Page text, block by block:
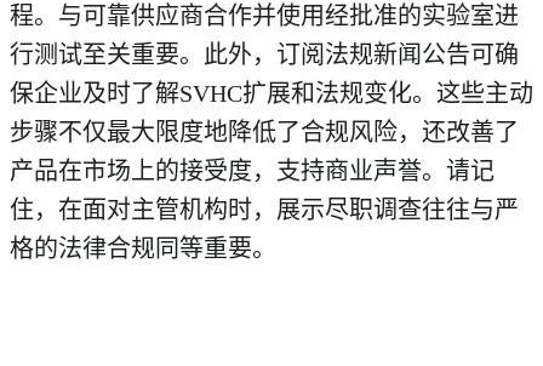
程。与可靠供应商合作并使用经批准的实验室进
行测试至关重要。此外，订阅法规新闻公告可确
保企业及时了解SVHC扩展和法规变化。这些主动
步骤不仅最大限度地降低了合规风险，还改善了
产品在市场上的接受度，支持商业声誉。请记
住，在面对主管机构时，展示尽职调查往往与严
格的法律合规同等重要。